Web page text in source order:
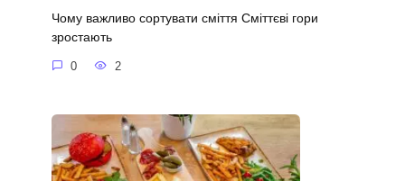
Чому важливо сортувати сміття Сміттєві гори
зростають
0 2